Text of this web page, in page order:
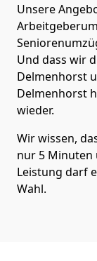
Unsere
Und dass wir
Delmenhorst
Delmenhorst
wieder.
Wir wissen,
nur 5 Minuten
Leistung darf
Wahl.